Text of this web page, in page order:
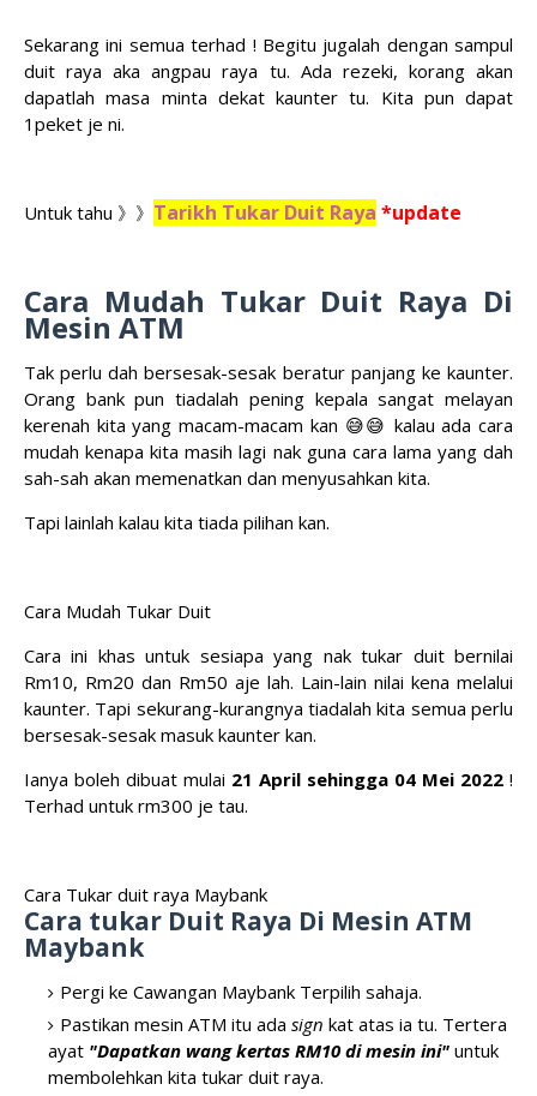
Sekarang ini semua terhad ! Begitu jugalah dengan sampul
duit raya aka angpau raya tu. Ada rezeki, korang akan
dapatlah masa minta dekat kaunter tu. Kita pun dapat
1peket je ni.
Untuk tahu 》》 Tarikh Tukar Duit Raya *update
Cara Mudah Tukar Duit Raya Di
Mesin ATM
Tak perlu dah bersesak-sesak beratur panjang ke kaunter.
Orang bank pun tiadalah pening kepala sangat melayan
kerenah kita yang macam-macam kan 😅😅 kalau ada cara
mudah kenapa kita masih lagi nak guna cara lama yang dah
sah-sah akan memenatkan dan menyusahkan kita.
Tapi lainlah kalau kita tiada pilihan kan.
Cara Mudah Tukar Duit
Cara ini khas untuk sesiapa yang nak tukar duit bernilai
Rm10, Rm20 dan Rm50 aje lah. Lain-lain nilai kena melalui
kaunter. Tapi sekurang-kurangnya tiadalah kita semua perlu
bersesak-sesak masuk kaunter kan.
Ianya boleh dibuat mulai 21 April sehingga 04 Mei 2022 !
Terhad untuk rm300 je tau.
Cara Tukar duit raya Maybank
Cara tukar Duit Raya Di Mesin ATM
Maybank
Pergi ke Cawangan Maybank Terpilih sahaja.
Pastikan mesin ATM itu ada sign kat atas ia tu. Tertera
ayat "Dapatkan wang kertas RM10 di mesin ini" untuk
membolehkan kita tukar duit raya.